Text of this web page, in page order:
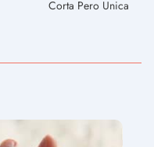
Corta Pero Unica